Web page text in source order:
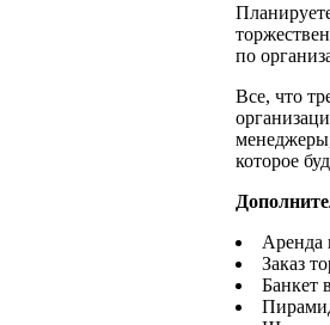
по
Все, что
которое
Аренда
Заказ
Банкет